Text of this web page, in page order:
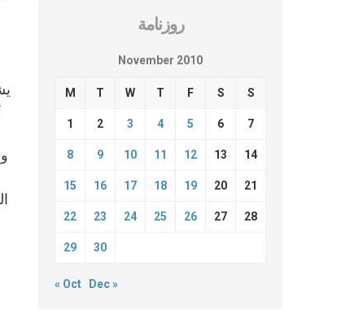
روزنامة
November 2010
M T W T F S S
1 2 3 4 5 6 7
8 9 10 11 12 13 14
15 16 17 18 19 20 21
22 23 24 25 26 27 28
29 30
« Oct Dec »